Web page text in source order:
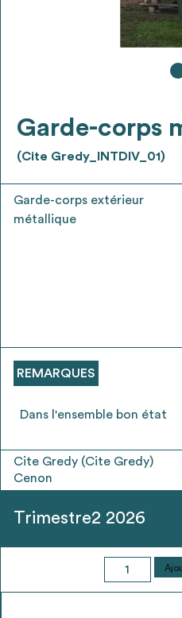
Ajouter
3
pour
Être
* Attention, l’ajout des
voirFAQ
Garde-corps
(Cite Gredy_INTDIV_01)
Garde-corps extérieur
métallique
REMARQUES
Dans l'ensemble bon état
Cite Gredy (Cite Gredy)
Cenon
Trimestre2 2026
quantité
de